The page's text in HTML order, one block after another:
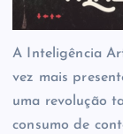
A Inteligência
vez mais
uma revolução
consumo de